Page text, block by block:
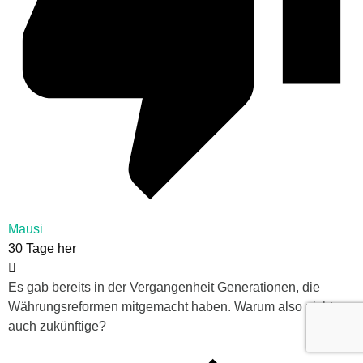
Mausi
30 Tage her
Es gab bereits in der Vergangenheit Generationen, die
Währungsreformen mitgemacht haben. Warum also nicht
auch zukünftige?